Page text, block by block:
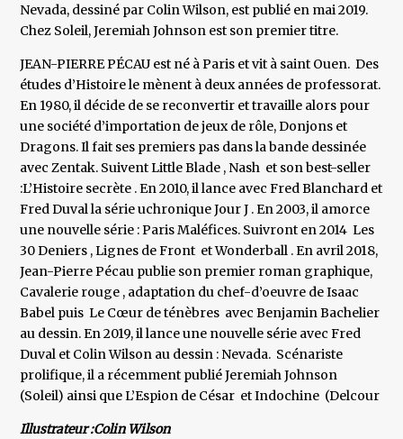
Nevada, dessiné par Colin Wilson, est publié en mai 2019.
Chez Soleil, Jeremiah Johnson est son premier titre.
JEAN-PIERRE PÉCAU est né à Paris et vit à saint Ouen. Des
études d’Histoire le mènent à deux années de professorat.
En 1980, il décide de se reconvertir et travaille alors pour
une société d’importation de jeux de rôle, Donjons et
Dragons. Il fait ses premiers pas dans la bande dessinée
avec Zentak. Suivent Little Blade , Nash et son best-seller
:L’Histoire secrète . En 2010, il lance avec Fred Blanchard et
Fred Duval la série uchronique Jour J . En 2003, il amorce
une nouvelle série : Paris Maléfices. Suivront en 2014 Les
30 Deniers , Lignes de Front et Wonderball . En avril 2018,
Jean-Pierre Pécau publie son premier roman graphique,
Cavalerie rouge , adaptation du chef-d’oeuvre de Isaac
Babel puis Le Cœur de ténèbres avec Benjamin Bachelier
au dessin. En 2019, il lance une nouvelle série avec Fred
Duval et Colin Wilson au dessin : Nevada. Scénariste
prolifique, il a récemment publié Jeremiah Johnson
(Soleil) ainsi que L’Espion de César et Indochine (Delcour
Illustrateur :Colin Wilson